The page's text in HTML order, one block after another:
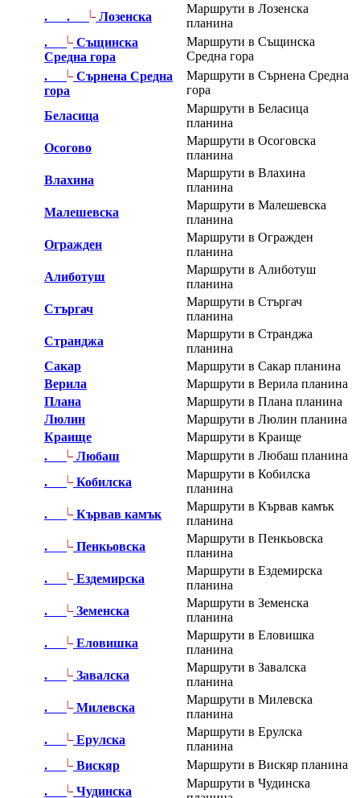
. .
|_ Лозенска
Маршрути в Лозенска
планина
.
|_
Същинска
Средна гора
Маршрути в Същинска
Средна гора
.
|_
Сърнена Средна
гора
Маршрути в Сърнена Средна
гора
Беласица
Маршрути в Беласица
планина
Осогово
Маршрути в Осоговска
планина
Влахина
Маршрути в Влахина
планина
Малешевска
Маршрути в Малешевска
планина
Огражден
Маршрути в Огражден
планина
Алиботуш
Маршрути в Алиботуш
планина
Стъргач
Маршрути в Стъргач
планина
Странджа
Маршрути в Странджа
планина
Сакар
Маршрути в Сакар планина
Верила
Маршрути в Верила планина
Плана
Маршрути в Плана планина
Люлин
Маршрути в Люлин планина
Краище
Маршрути в Краище
.
|_ Любаш
Маршрути в Любаш планина
.
|_ Кобилска
Маршрути в Кобилска
планина
.
|_ Кървав камък
Маршрути в Кървав камък
планина
.
|_ Пенкьовска
Маршрути в Пенкьовска
планина
.
|_ Ездемирска
Маршрути в Ездемирска
планина
.
|_ Земенска
Маршрути в Земенска
планина
.
|_ Еловишка
Маршрути в Еловишка
планина
.
|_ Завалска
Маршрути в Завалска
планина
.
|_ Милевска
Маршрути в Милевска
планина
.
|_ Ерулска
Маршрути в Ерулска
планина
.
|_ Вискяр
Маршрути в Вискяр планина
.
|_ Чудинска
Маршрути в Чудинска